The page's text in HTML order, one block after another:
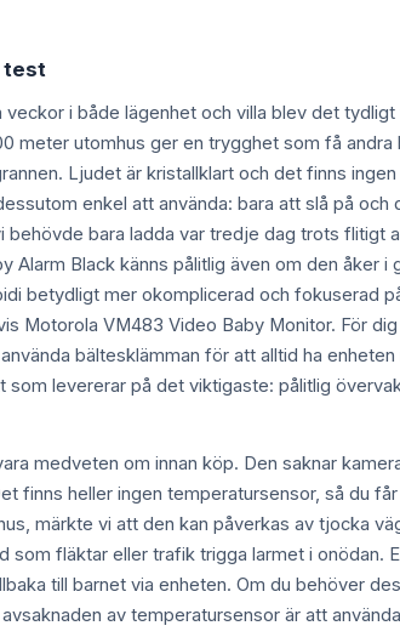
test
i både lägenhet och villa blev det
meter utomhus ger en trygghet som få
Ljudet är kristallklart och det finns
enkel att använda: bara att slå på
bara ladda var tredje dag trots flitigt
Alarm Black känns pålitlig även om den åker
betydligt mer okomplicerad och fokuserad
Motorola VM483 Video Baby Monitor. För
bältesklämman för att alltid ha
levererar på det viktigaste: pålitlig
medveten om innan köp. Den saknar
finns heller ingen temperatursensor, så du
märkte vi att den kan påverkas av tjocka
som fläktar eller trafik trigga larmet i onödan.
till barnet via enheten. Om du behöver
av temperatursensor är att